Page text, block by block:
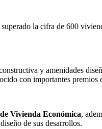
la cifra de 600
y amenidades
con importantes premios
Vivienda Económica,
de sus desarrollos.